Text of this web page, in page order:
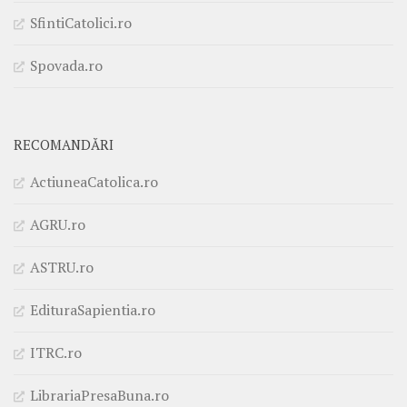
SfintiCatolici.ro
Spovada.ro
RECOMANDĂRI
ActiuneaCatolica.ro
AGRU.ro
ASTRU.ro
EdituraSapientia.ro
ITRC.ro
LibrariaPresaBuna.ro